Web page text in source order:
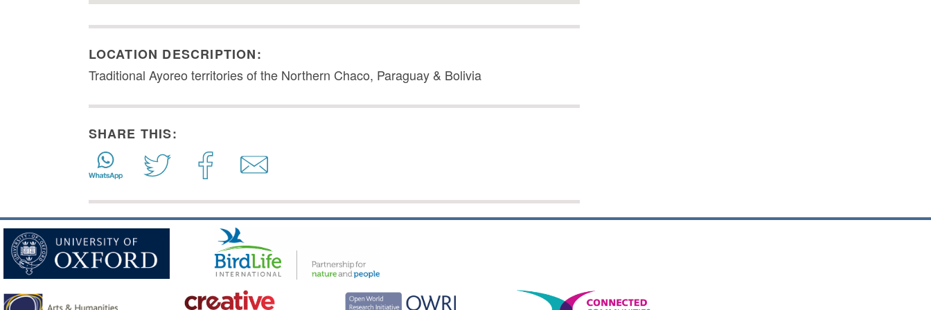
LOCATION DESCRIPTION:
Traditional Ayoreo territories of the Northern Chaco, Paraguay & Bolivia
SHARE THIS: